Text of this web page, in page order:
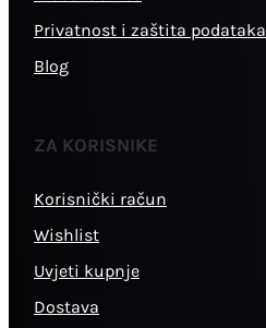
Privatnost i zaštita podataka
Blog
ZA KORISNIKE
Korisnički račun
Wishlist
Uvjeti kupnje
Dostava